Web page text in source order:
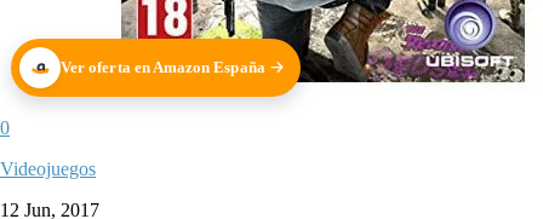
Ver oferta en Amazon España
0
Videojuegos
12 Jun, 2017